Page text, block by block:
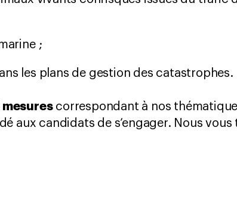
;
les plans de gestion des catastrophes.
mesurescorrespondant à nos
aux candidats de s’engager. Nous